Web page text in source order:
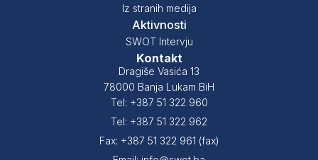
Iz stranih medija
Aktivnosti
SWOT Intervju
Kontakt
Dragiše Vasića 13
78000 Banja Lukam BiH
Tel: +387 51 322 960
Tel: +387 51 322 962
Fax: +387 51 322 961 (fax)